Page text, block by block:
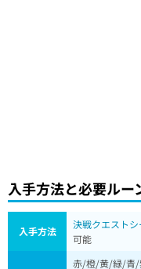
入手方法と必要ルー
入手方法
決戦クエストシ
可能
赤/橙/黄/緑/青/